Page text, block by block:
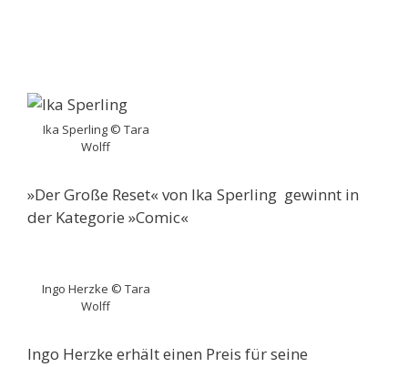
Ika Sperling © Tara
Wolff
»Der Große Reset« von Ika Sperling gewinnt in
der Kategorie »Comic«
Ingo Herzke © Tara
Wolff
Ingo Herzke erhält einen Preis für seine